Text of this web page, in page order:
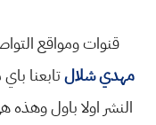
قنوات ومواقع
مهدي شلالتابعنا
النشر اولا باول وهذه